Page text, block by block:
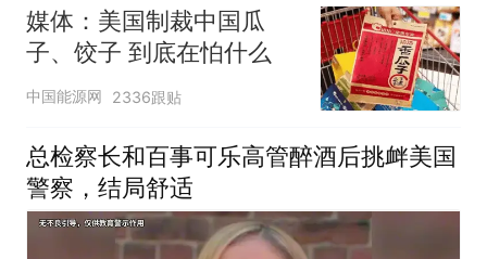
媒体：美国制裁中国瓜
子、饺子 到底在怕什么
中国能源网 2336跟贴
总检察长和百事可乐高管醉酒后挑衅美国
警察，结局舒适